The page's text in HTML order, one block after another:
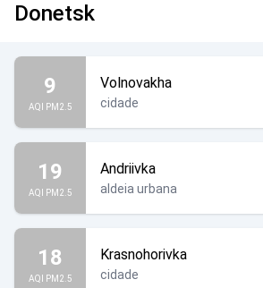
Donetsk
9
AQI PM2.5
Volnovakha
cidade
19
AQI PM2.5
Andriivka
aldeia urbana
18
AQI PM2.5
Krasnohorivka
cidade